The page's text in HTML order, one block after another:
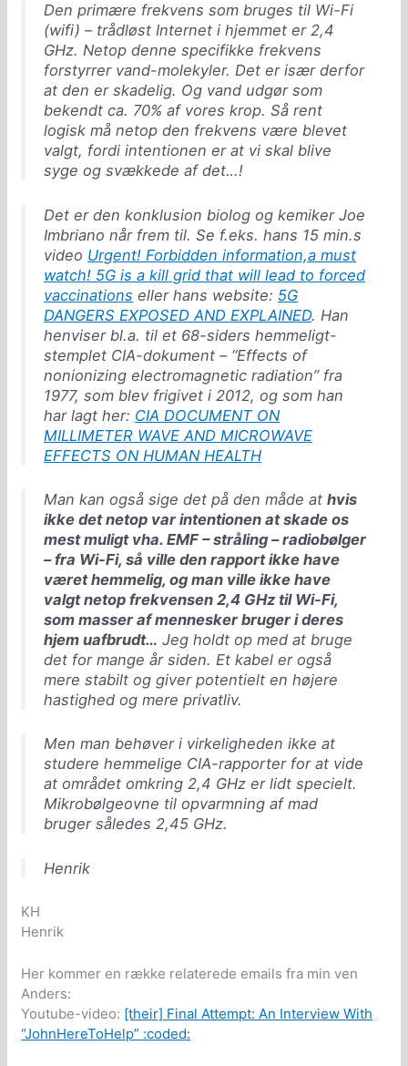
Den primære frekvens som bruges til Wi-Fi
(wifi) – trådløst Internet i hjemmet er 2,4
GHz. Netop denne specifikke frekvens
forstyrrer vand-molekyler. Det er især derfor
at den er skadelig. Og vand udgør som
bekendt ca. 70% af vores krop. Så rent
logisk må netop den frekvens være blevet
valgt, fordi intentionen er at vi skal blive
syge og svækkede af det…!
Det er den konklusion biolog og kemiker Joe
Imbriano når frem til. Se f.eks. hans 15 min.s
video Urgent! Forbidden information,a must
watch! 5G is a kill grid that will lead to forced
vaccinations eller hans website: 5G
DANGERS EXPOSED AND EXPLAINED. Han
henviser bl.a. til et 68-siders hemmeligt-
stemplet CIA-dokument – “Effects of
nonionizing electromagnetic radiation” fra
1977, som blev frigivet i 2012, og som han
har lagt her: CIA DOCUMENT ON
MILLIMETER WAVE AND MICROWAVE
EFFECTS ON HUMAN HEALTH
Man kan også sige det på den måde athvis
ikke det netop var intentionen at skade os
mest muligt vha. EMF – stråling – radiobølger
– fra Wi-Fi, så ville den rapport ikke have
været hemmelig, og man ville ikke have
valgt netop frekvensen 2,4 GHz til Wi-Fi,
som masser af mennesker bruger i deres
hjem uafbrudt… Jeg holdt op med at bruge
det for mange år siden. Et kabel er også
mere stabilt og giver potentielt en højere
hastighed og mere privatliv.
Men man behøver i virkeligheden ikke at
studere hemmelige CIA-rapporter for at vide
at området omkring 2,4 GHz er lidt specielt.
Mikrobølgeovne til opvarmning af mad
bruger således 2,45 GHz.
Henrik
KH
Henrik
Her kommer en række relaterede emails fra min ven
Anders:
Youtube-video: [their] Final Attempt: An Interview With
“JohnHereToHelp” :coded: